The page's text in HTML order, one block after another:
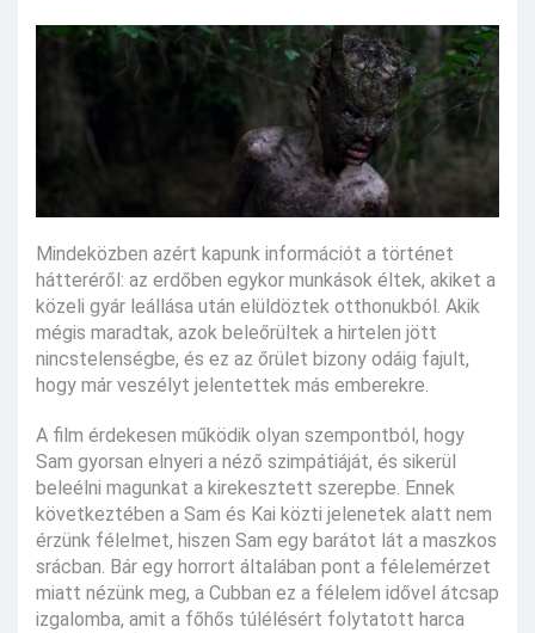
Mindeközben azért kapunk információt a történet
hátteréről: az erdőben egykor munkások éltek, akiket a
közeli gyár leállása után elüldöztek otthonukból. Akik
mégis maradtak, azok beleőrültek a hirtelen jött
nincstelenségbe, és ez az őrület bizony odáig fajult,
hogy már veszélyt jelentettek más emberekre.
A film érdekesen működik olyan szempontból, hogy
Sam gyorsan elnyeri a néző szimpátiáját, és sikerül
beleélni magunkat a kirekesztett szerepbe. Ennek
következtében a Sam és Kai közti jelenetek alatt nem
érzünk félelmet, hiszen Sam egy barátot lát a maszkos
srácban. Bár egy horrort általában pont a félelemérzet
miatt nézünk meg, a Cubban ez a félelem idővel átcsap
izgalomba, amit a főhős túlélésért folytatott harca